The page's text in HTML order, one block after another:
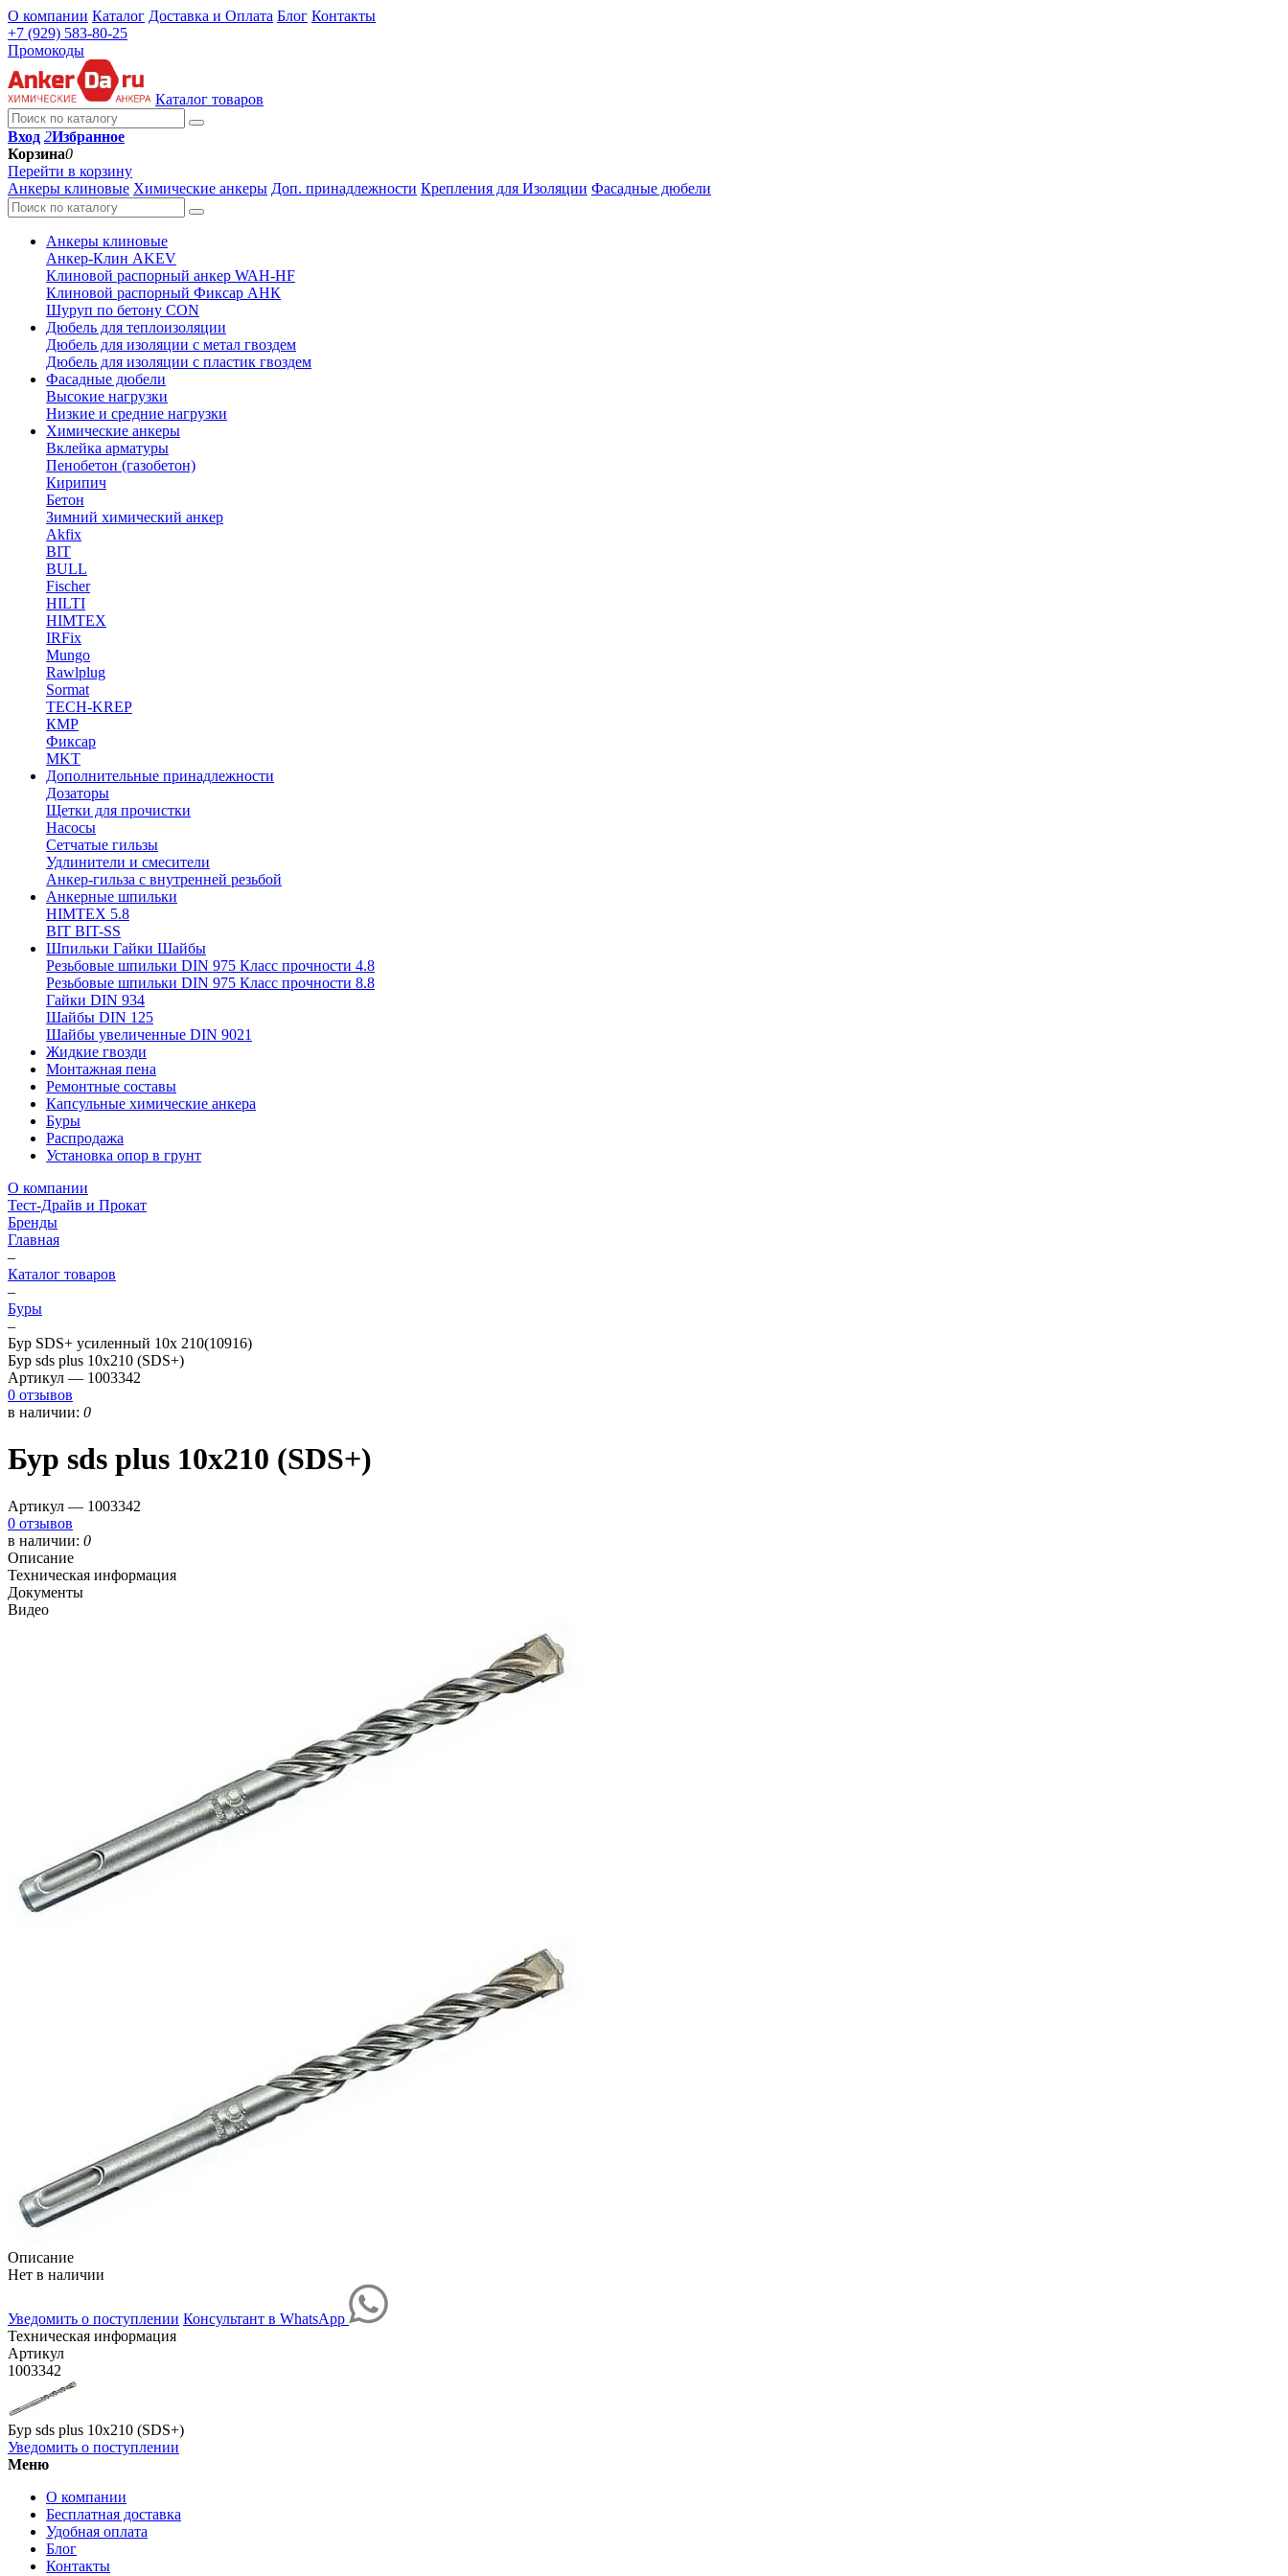
О компании Каталог Доставка и Оплата Блог Контакты
+7 (929) 583-80-25
Промокоды
Каталог товаров
Вход 2Избранное
Корзина0
Перейти в корзину
Анкеры клиновые Химические анкеры Доп. принадлежности Крепления для Изоляции Фасадные дюбели
Анкеры клиновые
Анкер-Клин AKEV
Клиновой распорный анкер WAH-HF
Клиновой распорный Фиксар АНК
Шуруп по бетону CON
Дюбель для теплоизоляции
Дюбель для изоляции с метал гвоздем
Дюбель для изоляции с пластик гвоздем
Фасадные дюбели
Высокие нагрузки
Низкие и средние нагрузки
Химические анкеры
Вклейка арматуры
Пенобетон (газобетон)
Кирипич
Бетон
Зимний химический анкер
Akfix
BIT
BULL
Fischer
HILTI
HIMTEX
IRFix
Mungo
Rawlplug
Sormat
TECH-KREP
КМР
Фиксар
MKT
Дополнительные принадлежности
Дозаторы
Щетки для прочистки
Насосы
Сетчатые гильзы
Удлинители и смесители
Анкер-гильза с внутренней резьбой
Анкерные шпильки
HIMTEX 5.8
BIT BIT-SS
Шпильки Гайки Шайбы
Резьбовые шпильки DIN 975 Класс прочности 4.8
Резьбовые шпильки DIN 975 Класс прочности 8.8
Гайки DIN 934
Шайбы DIN 125
Шайбы увеличенные DIN 9021
Жидкие гвозди
Монтажная пена
Ремонтные составы
Капсульные химические анкера
Буры
Распродажа
Установка опор в грунт
О компании
Тест-Драйв и Прокат
Бренды
Главная
–
Каталог товаров
–
Буры
–
Бур SDS+ усиленный 10х 210(10916)
Бур sds plus 10х210 (SDS+)
Артикул — 1003342
0 отзывов
в наличии: 0
Бур sds plus 10х210 (SDS+)
Артикул — 1003342
0 отзывов
в наличии: 0
Описание
Техническая информация
Документы
Видео
Описание
Нет в наличии
Уведомить о поступлении Консультант в WhatsApp
Техническая информация
Артикул
1003342
Бур sds plus 10х210 (SDS+)
Уведомить о поступлении
Меню
О компании
Бесплатная доставка
Удобная оплата
Блог
Контакты